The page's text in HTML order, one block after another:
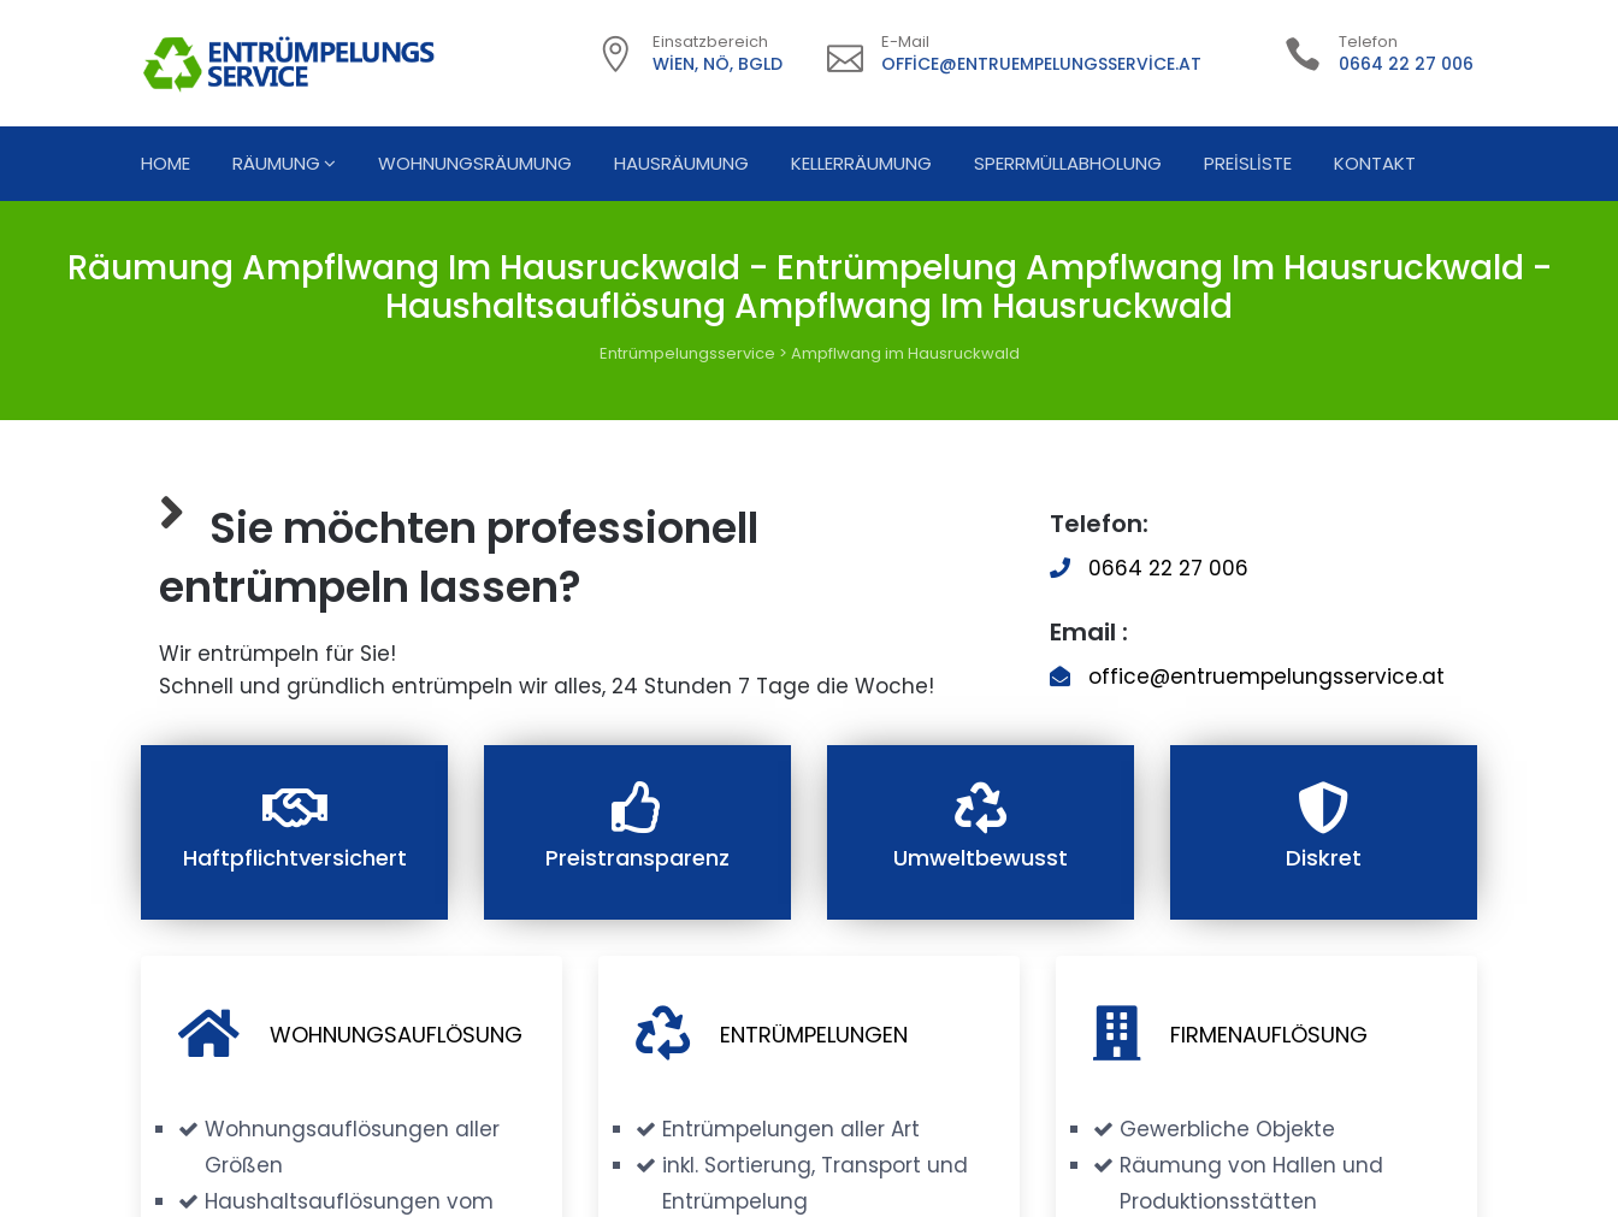
Einsatzbereich
WIEN, NÖ, BGLD
E-Mail
OFFICE@ENTRUEMPELUNGSSERVICE.AT
Telefon
0664 22 27 006
HOME RÄUMUNG WOHNUNGSRÄUMUNG HAUSRÄUMUNG KELLERRÄUMUNG SPERRMÜLLABHOLUNG PREISLISTE KONTAKT
Räumung Ampflwang Im Hausruckwald - Entrümpelung Ampflwang Im Hausruckwald -
Haushaltsauflösung Ampflwang Im Hausruckwald
Entrümpelungsservice > Ampflwang im Hausruckwald
Sie möchten professionell
entrümpeln lassen?
Wir entrümpeln für Sie!
Schnell und gründlich entrümpeln wir alles, 24 Stunden 7 Tage die Woche!
Telefon:
0664 22 27 006
Email :
office@entruempelungsservice.at
Haftpflichtversichert Preistransparenz Umweltbewusst Diskret
WOHNUNGSAUFLÖSUNG
Wohnungsauflösungen aller
Größen
Haushaltsauflösungen vom
ENTRÜMPELUNGEN
Entrümpelungen aller Art
inkl. Sortierung, Transport und
Entrümpelung
FIRMENAUFLÖSUNG
Gewerbliche Objekte
Räumung von Hallen und
Produktionsstätten